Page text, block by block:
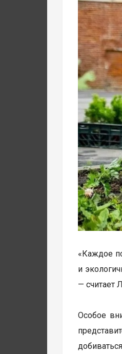
«Каждое
и
— считает
Особое